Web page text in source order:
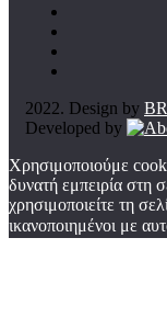
2022. Design by
Developed by
Χρησιμοποιούμε
δυνατή εμπειρία στη
χρησιμοποιείτε τη
ικανοποιημένοι με